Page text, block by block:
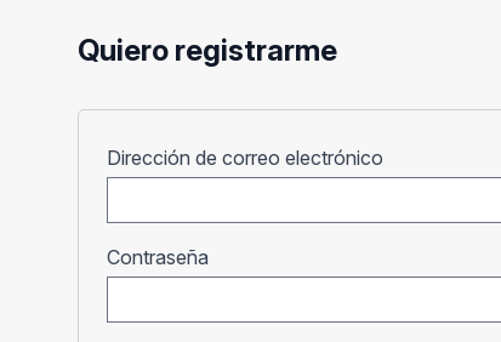
Quiero registrarme
Dirección de correo electrónico
Contraseña